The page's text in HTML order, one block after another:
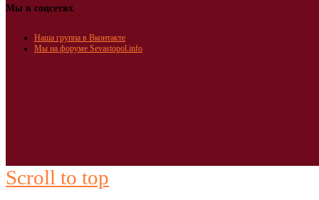
Мы в соцсетях
Наша группа в Вконтакте
Мы на форуме Sevastopol.info
Scroll to top